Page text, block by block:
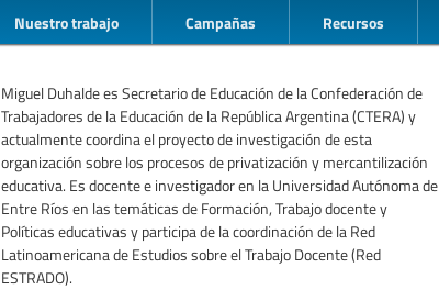
Nuestro trabajo Campañas Recursos
Miguel Duhalde es Secretario de Educación de la Confederación de
Trabajadores de la Educación de la República Argentina (CTERA) y
actualmente coordina el proyecto de investigación de esta
organización sobre los procesos de privatización y mercantilización
educativa. Es docente e investigador en la Universidad Autónoma de
Entre Ríos en las temáticas de Formación, Trabajo docente y
Políticas educativas y participa de la coordinación de la Red
Latinoamericana de Estudios sobre el Trabajo Docente (Red
ESTRADO).